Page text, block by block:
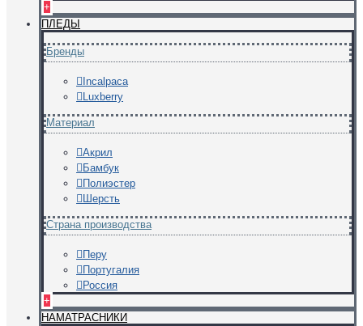
+
ПЛЕДЫ
Бренды
Incalpaca
Luxberry
Материал
Акрил
Бамбук
Полиэстер
Шерсть
Страна производства
Перу
Португалия
Россия
+
НАМАТРАСНИКИ